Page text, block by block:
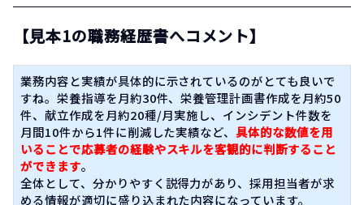
【見本1の職務経歴書へコメント】
業務内容と実績が具体的に示されているのがとても良いで
すね。栄養指導を月約30件、栄養管理計画書作成を月約50
件、献立作成を月約20種/月実施し、インシデント件数を
月間10件から1件に削減した実績など、 具体的な数値を用
いることで応募者の経験やスキルを客観的に判断すること
ができます。
全体として、分かりやすく説得力があり、採用担当者が求
める情報が適切に盛り込まれた内容になっています。